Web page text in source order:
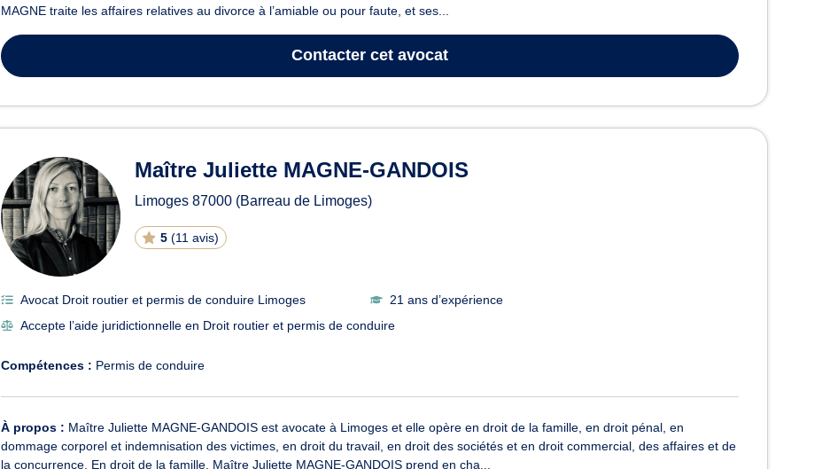
MAGNE traite les affaires relatives au divorce à l’amiable ou pour faute, et ses...
Contacter cet avocat
Maître Juliette MAGNE-GANDOIS
Limoges 87000 (Barreau de Limoges)
5 (11 avis)
Avocat Droit routier et permis de conduire Limoges
21 ans d’expérience
Accepte l’aide juridictionnelle en Droit routier et permis de conduire
Compétences : Permis de conduire
À propos : Maître Juliette MAGNE-GANDOIS est avocate à Limoges et elle opère en droit de la famille, en droit pénal, en
dommage corporel et indemnisation des victimes, en droit du travail, en droit des sociétés et en droit commercial, des affaires et de
la concurrence. En droit de la famille, Maître Juliette MAGNE-GANDOIS prend en cha...